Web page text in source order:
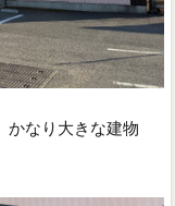
かなり大きな建物